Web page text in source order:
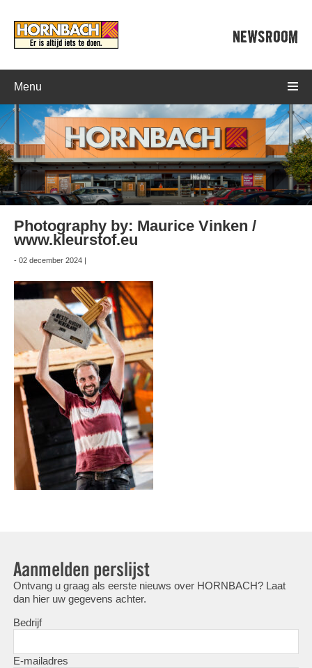
NEWSROOM
Menu
Photography by: Maurice Vinken /
www.kleurstof.eu
- 02 december 2024 |
Aanmelden perslijst
Ontvang u graag als eerste nieuws over HORNBACH? Laat
dan hier uw gegevens achter.
Bedrijf
E-mailadres